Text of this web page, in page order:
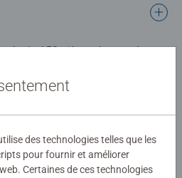
de 150 pièces. Le nombre et
pour permettre aux
leurs puzzles, dans
sont conçus pour être adaptés
solides et des illustrations
moyen de stimuler la
des technologies telles que les
pour fournir et améliorer
Certaines de ces technologies